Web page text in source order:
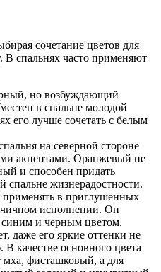
сочетание цветов для
В спальнях часто применяют
но возбуждающий
в спальне молодой
его лучше сочетать с белым
на северной стороне
акцентами. Оранжевый не
и способен придать
спальне жизнерадостности.
в приглушенных
исполнении. Он
и черным цветом.
даже его яркие оттенки не
качестве основного цвета
мха, фисташковый, а для